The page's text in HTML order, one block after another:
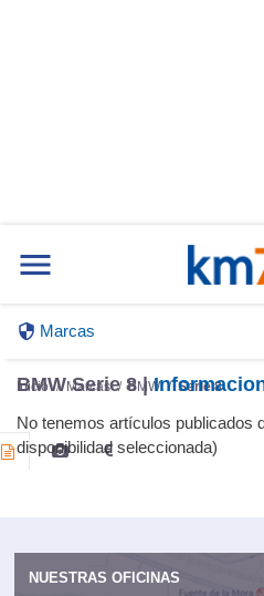
Marcas
Inicio Marcas BMW Serie 8
BMW Serie 8 |
No tenemos artículos publicados
disponibilidad seleccionada)
NUESTRAS OFICINAS